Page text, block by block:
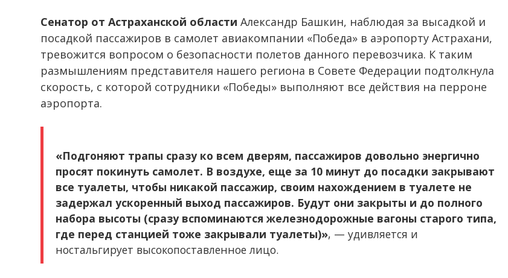
Сенатор от Астраханской области Александр Башкин, наблюдая за высадкой и
посадкой пассажиров в самолет авиакомпании «Победа» в аэропорту Астрахани,
тревожится вопросом о безопасности полетов данного перевозчика. К таким
размышлениям представителя нашего региона в Совете Федерации подтолкнула
скорость, с которой сотрудники «Победы» выполняют все действия на перроне
аэропорта.
«Подгоняют трапы сразу ко всем дверям, пассажиров довольно энергично
просят покинуть самолет. В воздухе, еще за 10 минут до посадки закрывают
все туалеты, чтобы никакой пассажир, своим нахождением в туалете не
задержал ускоренный выход пассажиров. Будут они закрыты и до полного
набора высоты (сразу вспоминаются железнодорожные вагоны старого типа,
где перед станцией тоже закрывали туалеты)», — удивляется и
ностальгирует высокопоставленное лицо.